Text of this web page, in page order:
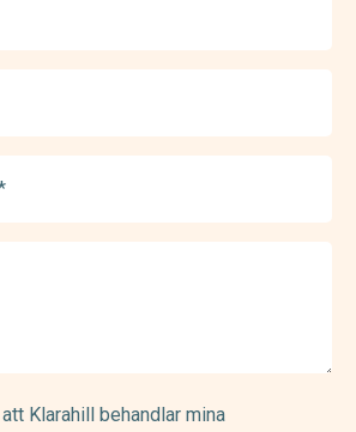
Klarahill behandlar mina